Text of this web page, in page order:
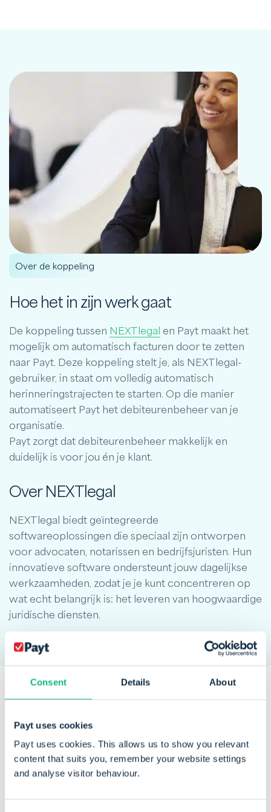
Consent Details About
Payt uses cookies
Payt uses cookies. This allows us to show you relevant
content that suits you, remember your website settings
and analyse visitor behaviour.
Over de koppeling
Hoe het in zijn werk gaat
De koppeling tussen NEXTlegal en Payt maakt het
mogelijk om automatisch facturen door te zetten
naar Payt. Deze koppeling stelt je, als NEXTlegal-
gebruiker, in staat om volledig automatisch
herinneringstrajecten te starten. Op die manier
automatiseert Payt het debiteurenbeheer van je
organisatie.
Payt zorgt dat debiteurenbeheer makkelijk en
duidelijk is voor jou én je klant.
Over NEXTlegal
NEXTlegal biedt geïntegreerde
softwareoplossingen die speciaal zijn ontworpen
voor advocaten, notarissen en bedrijfsjuristen. Hun
innovatieve software ondersteunt jouw dagelijkse
werkzaamheden, zodat je je kunt concentreren op
wat echt belangrijk is: het leveren van hoogwaardige
juridische diensten.
Een greep uit onze
vertrouwen op Payt